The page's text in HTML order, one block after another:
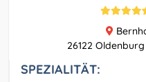
26122 Oldenburg
SPEZIALITÄT: